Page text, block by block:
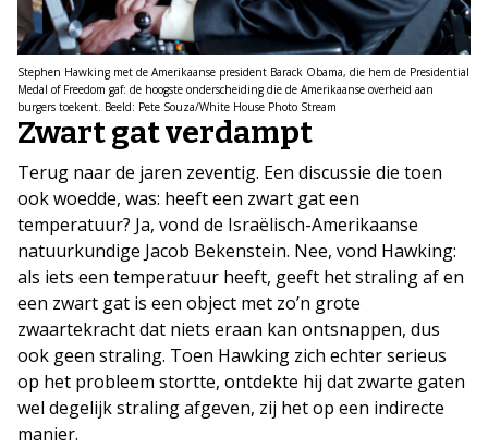
Stephen Hawking met de Amerikaanse president Barack Obama, die hem de Presidential
Medal of Freedom gaf: de hoogste onderscheiding die de Amerikaanse overheid aan
burgers toekent. Beeld: Pete Souza/White House Photo Stream
Zwart gat verdampt
Terug naar de jaren zeventig. Een discussie die toen
ook woedde, was: heeft een zwart gat een
temperatuur? Ja, vond de Israëlisch-Amerikaanse
natuurkundige Jacob Bekenstein. Nee, vond Hawking:
als iets een temperatuur heeft, geeft het straling af en
een zwart gat is een object met zo’n grote
zwaartekracht dat niets eraan kan ontsnappen, dus
ook geen straling. Toen Hawking zich echter serieus
op het probleem stortte, ontdekte hij dat zwarte gaten
wel degelijk straling afgeven, zij het op een indirecte
manier.